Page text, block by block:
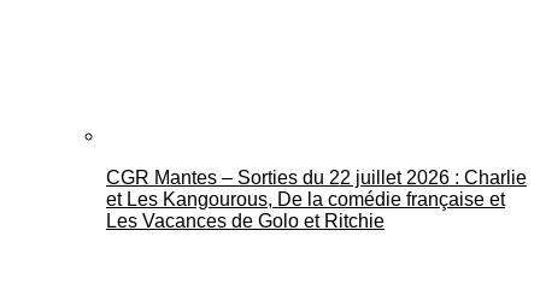
CGR Mantes – Sorties du 22 juillet 2026 : Charlie
et Les Kangourous, De la comédie française et
Les Vacances de Golo et Ritchie